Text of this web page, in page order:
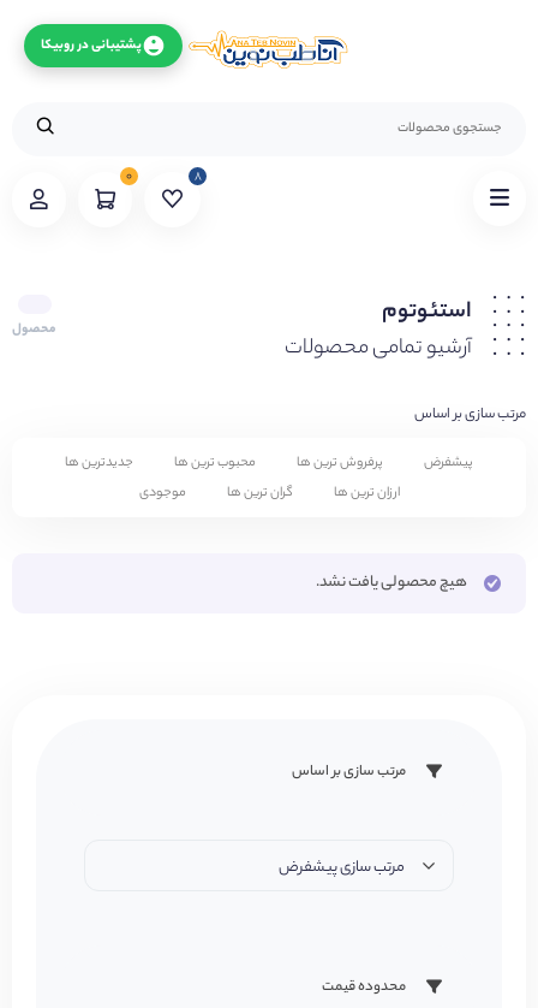
۰ ۸
مرتب سازی بر اساس
مرتب سازی پیشفرض
محدوده قیمت
استئوتوم
آرشیو تمامی محصولات
محصول
مرتب سازی بر اساس
پیشفرض پرفروش ترین ها محبوب ترین ها
جدیدترین ها
ارزان ترین ها
گران ترین ها موجودی
هیچ محصولی یافت نشد.
پشتیبانی در روبیکا